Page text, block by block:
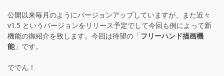
公開以来毎月のようにバージョンアップしていますが、また近々
v1.5 というバージョンをリリース予定でして今回も例によって新
機能の御紹介を致します。今回は待望の「フリーハンド描画機
能」です。
ででん！